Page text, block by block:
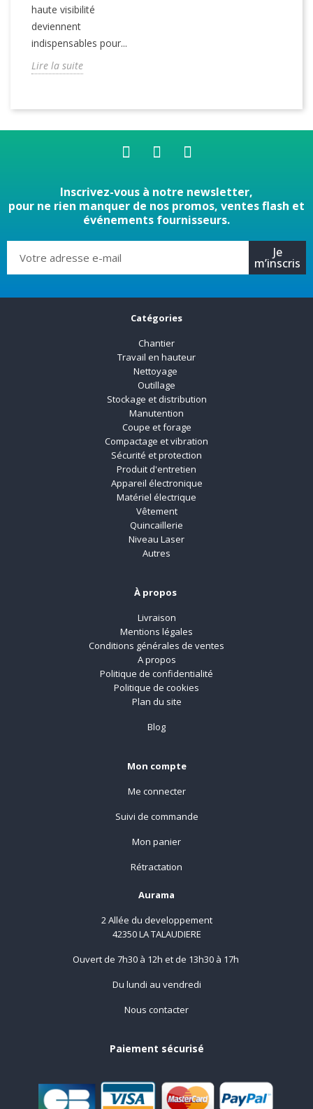
haute visibilité
deviennent
indispensables pour...
Lire la suite
Inscrivez-vous à notre newsletter,
pour ne rien manquer de nos promos, ventes flash et
événements fournisseurs.
Je
m’inscris
Catégories
Chantier
Travail en hauteur
Nettoyage
Outillage
Stockage et distribution
Manutention
Coupe et forage
Compactage et vibration
Sécurité et protection
Produit d'entretien
Appareil électronique
Matériel électrique
Vêtement
Quincaillerie
Niveau Laser
Autres
À propos
Livraison
Mentions légales
Conditions générales de ventes
A propos
Politique de confidentialité
Politique de cookies
Plan du site
Blog
Mon compte
Me connecter
Suivi de commande
Mon panier
Rétractation
Aurama
2 Allée du developpement
42350 LA TALAUDIERE
Ouvert de 7h30 à 12h et de 13h30 à 17h
Du lundi au vendredi
Nous contacter
Paiement sécurisé